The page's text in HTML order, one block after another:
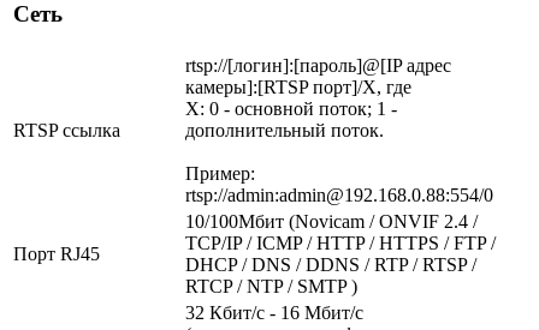
Сеть
RTSP ссылка
rtsp://[логин]:[пароль]@[IP адрес
камеры]:[RTSP порт]/X, где
X: 0 - основной поток; 1 -
дополнительный поток.
Пример:
rtsp://admin:admin@192.168.0.88:554/0
Порт RJ45
10/100Мбит (Novicam / ONVIF 2.4 /
TCP/IP / ICMP / HTTP / HTTPS / FTP /
DHCP / DNS / DDNS / RTP / RTSP /
RTCP / NTP / SMTP )
32 Кбит/с - 16 Мбит/с